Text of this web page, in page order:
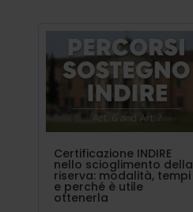
Certificazione INDIRE
nello scioglimento della
riserva: modalità, tempi
e perché è utile
ottenerla